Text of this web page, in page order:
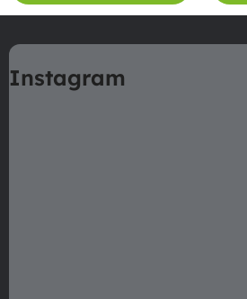
á
pInstagram